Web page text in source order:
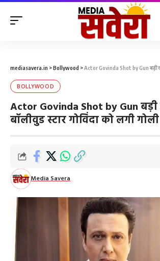
mediasavera.in >Bollywood >Actor Govinda Shot by Gun बड़ी खबर:
BOLLYWOOD
Actor Govinda Shot by Gun
बॉलीवुड स्टार गोविंदा को लगी गोली
Media Savera